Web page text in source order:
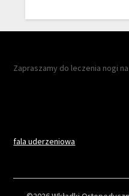
Zapraszamy do leczenia nogi
fala uderzeniowa